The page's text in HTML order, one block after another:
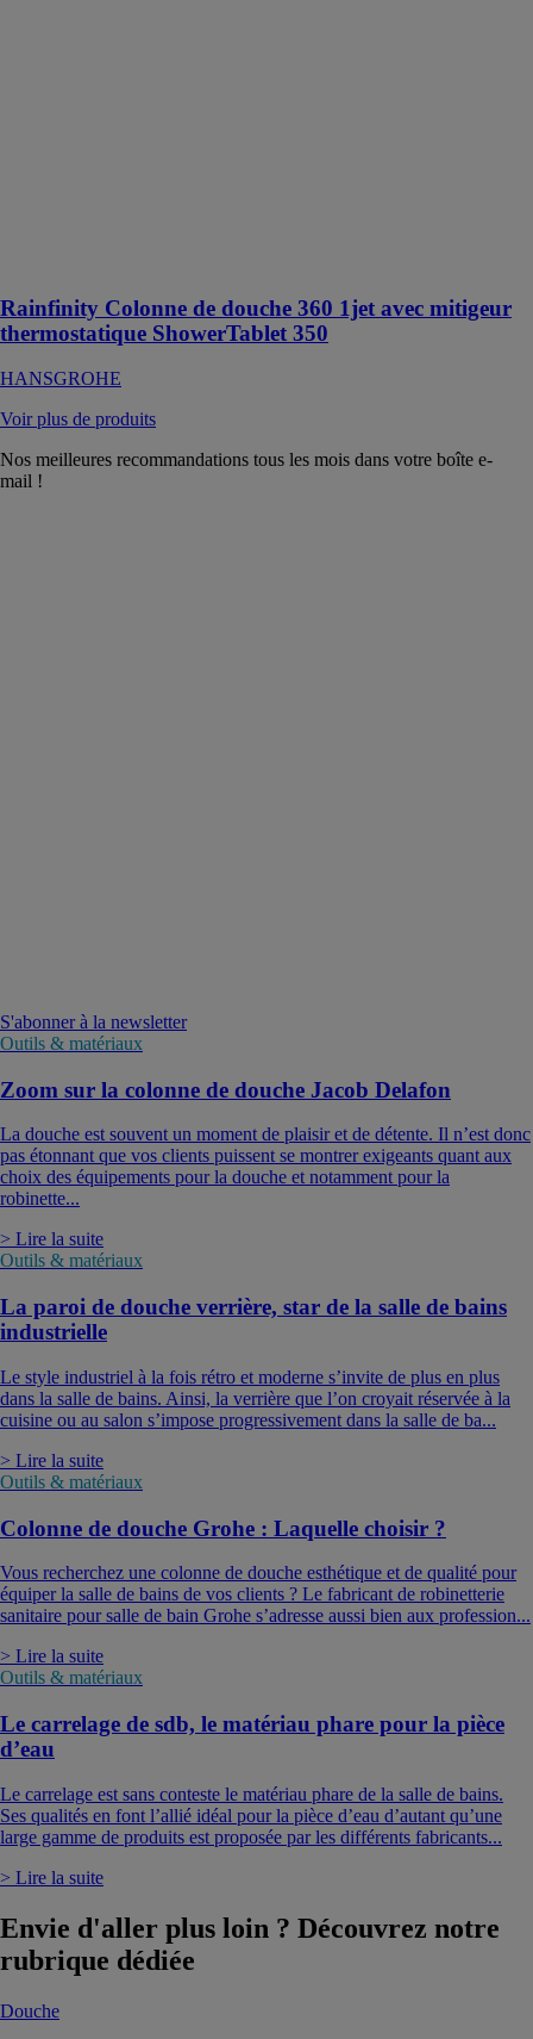
Rainfinity Colonne de douche 360 1jet avec mitigeur
thermostatique ShowerTablet 350
HANSGROHE
Voir plus de produits
Nos meilleures recommandations tous les mois dans votre boîte e-
mail !
S'abonner à la newsletter
Outils & matériaux
Zoom sur la colonne de douche Jacob Delafon
La douche est souvent un moment de plaisir et de détente. Il n’est donc
pas étonnant que vos clients puissent se montrer exigeants quant aux
choix des équipements pour la douche et notamment pour la
robinette...
> Lire la suite
Outils & matériaux
La paroi de douche verrière, star de la salle de bains
industrielle
Le style industriel à la fois rétro et moderne s’invite de plus en plus
dans la salle de bains. Ainsi, la verrière que l’on croyait réservée à la
cuisine ou au salon s’impose progressivement dans la salle de ba...
> Lire la suite
Outils & matériaux
Colonne de douche Grohe : Laquelle choisir ?
Vous recherchez une colonne de douche esthétique et de qualité pour
équiper la salle de bains de vos clients ? Le fabricant de robinetterie
sanitaire pour salle de bain Grohe s’adresse aussi bien aux profession...
> Lire la suite
Outils & matériaux
Le carrelage de sdb, le matériau phare pour la pièce
d’eau
Le carrelage est sans conteste le matériau phare de la salle de bains.
Ses qualités en font l’allié idéal pour la pièce d’eau d’autant qu’une
large gamme de produits est proposée par les différents fabricants...
> Lire la suite
Envie d'aller plus loin ? Découvrez notre
rubrique dédiée
Douche